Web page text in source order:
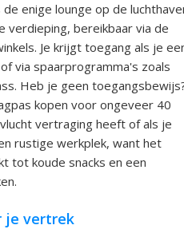
de enige lounge op de
verdieping, bereikbaar via de
Je krijgt toegang als je
via spaarprogramma's zoals
Heb je geen
kopen voor ongeveer 40
vertraging heeft of als je
rustige werkplek, want het
tot koude snacks en een
je vertrek